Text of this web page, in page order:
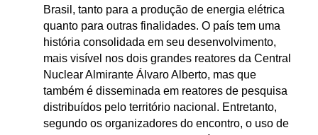
Brasil, tanto para a produção de energia elétrica
quanto para outras finalidades. O país tem uma
história consolidada em seu desenvolvimento,
mais visível nos dois grandes reatores da Central
Nuclear Almirante Álvaro Alberto, mas que
também é disseminada em reatores de pesquisa
distribuídos pelo território nacional. Entretanto,
segundo os organizadores do encontro, o uso de